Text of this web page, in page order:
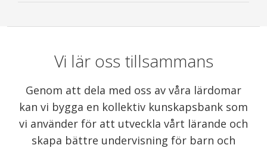
Vi lär oss tillsammans
Genom att dela med oss av våra lärdomar
kan vi bygga en kollektiv kunskapsbank som
vi använder för att utveckla vårt lärande och
skapa bättre undervisning för barn och